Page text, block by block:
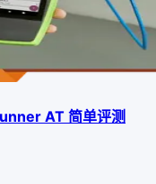
AT 简单评测